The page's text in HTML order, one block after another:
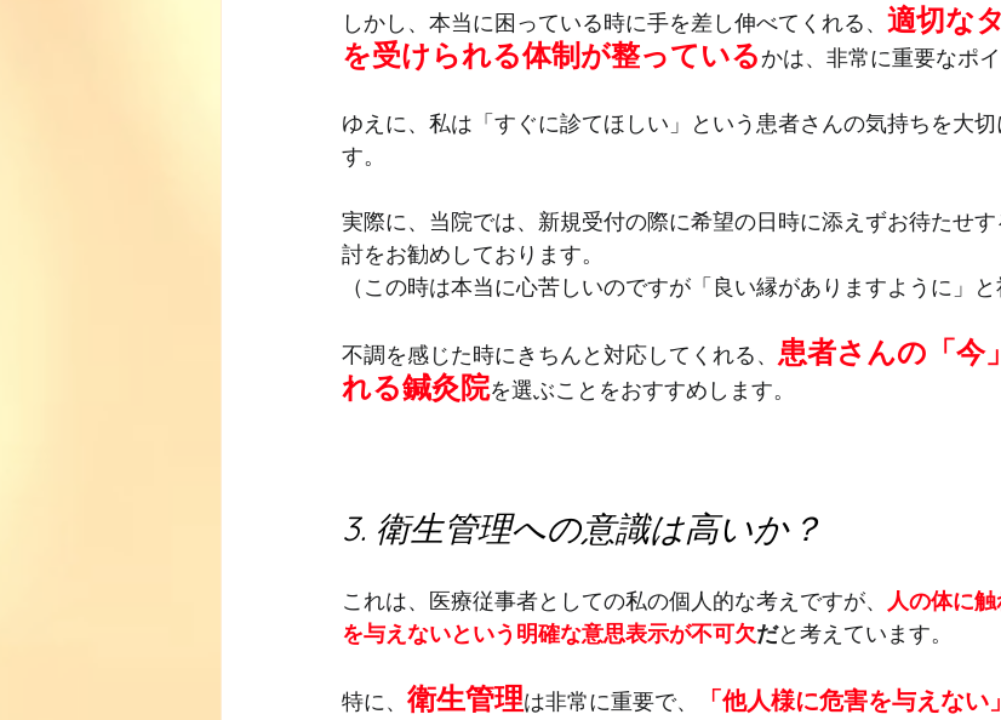
しかし、本当に困っている時に手を差し伸べてくれる、 適切な
を受けられる体制が整っているかは、非常に重要なポイ
ゆえに、私は「すぐに診てほしい」という患者さんの気持ちを大
す。
実際に、当院では、新規受付の際に希望の日時に添えずお待たせ
討をお勧めしております。
（この時は本当に心苦しいのですが「良い縁がありますように」と
不調を感じた時にきちんと対応してくれる、 患者さんの「今
れる鍼灸院を選ぶことをおすすめします。
3. 衛生管理への意識は高いか？
これは、医療従事者としての私の個人的な考えですが、 人の体に
を与えないという明確な意思表示が不可欠だと考えています。
特に、 衛生管理は非常に重要で、 「他人様に危害を与えな